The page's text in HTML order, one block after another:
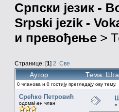
Српски језик -
Srpski jezik -
и превођење >
Странице: [1] 2 Све
Аутор Тема: Шта
0 чланова и 0 гостију прегледају ову тему.
Срећко Петровић
одомаћен члан «